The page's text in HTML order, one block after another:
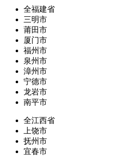
全福建省
三明市
莆田市
厦门市
福州市
泉州市
漳州市
宁德市
龙岩市
南平市
全江西省
上饶市
抚州市
宜春市